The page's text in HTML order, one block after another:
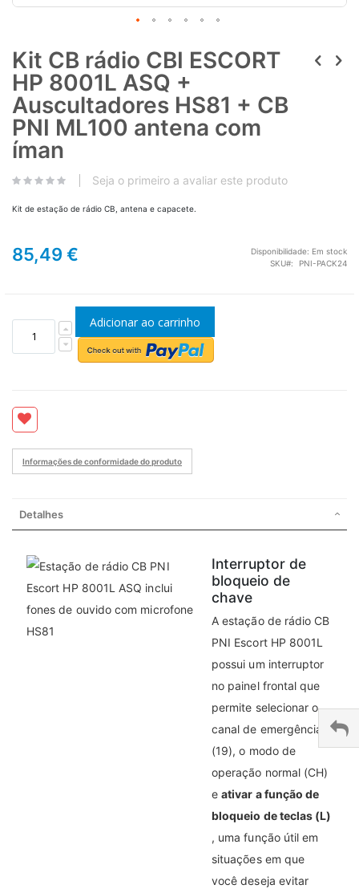
Kit CB rádio CBI ESCORT
HP 8001L ASQ +
Auscultadores HS81 + CB
PNI ML100 antena com
íman
Seja o primeiro a avaliar este produto
Kit de estação de rádio CB, antena e capacete.
85,49 € Disponibilidade: Em stock
SKU
PNI-PACK24
Adicionar ao carrinho
Informações de conformidade do produto
Detalhes
Interruptor de
bloqueio de
chave
A estação de rádio CB
PNI Escort HP 8001L
possui um interruptor
no painel frontal que
permite selecionar o
canal de emergência
(19), o modo de
operação normal (CH)
eativar a função de
bloqueio de teclas (L)
, uma função útil em
situações em que
você deseja evitar